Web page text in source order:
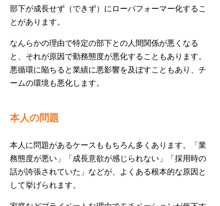
部下が成長せず（できず）にローパフォーマー化するこ
とがあります。
なんらかの理由で特定の部下との人間関係が悪くなる
と、それが原因で勤務態度が悪化することもあります。
悪循環に陥ちると業績に悪影響を及ぼすこともあり、チ
ームの環境も悪化します。
本人の問題
本人に問題があるケースももちろん多くあります。「業
務態度が悪い」「成長意欲が感じられない」「採用時の
話が誇張されていた」などが、よくある根本的な原因と
して挙げられます。